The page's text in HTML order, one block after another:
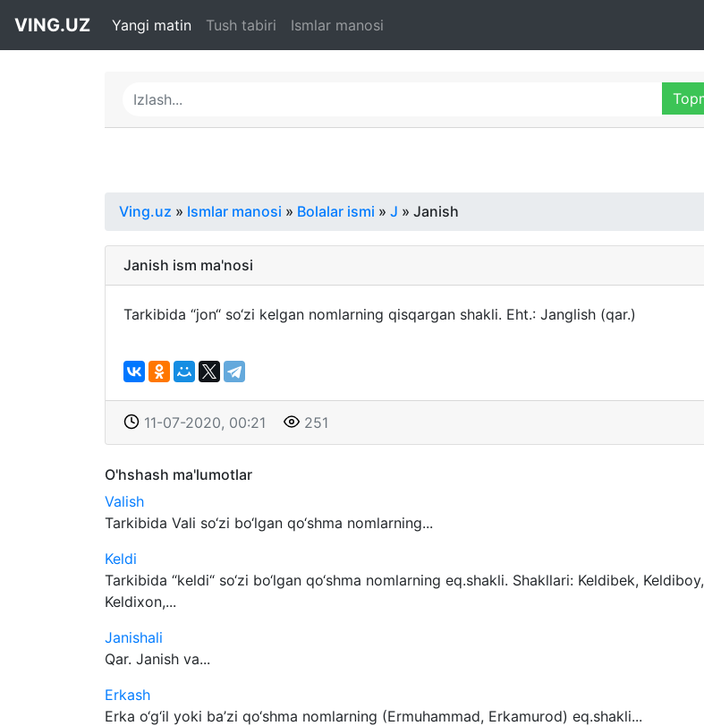
VING.UZ Yangi matin Tush tabiri Ismlar manosi
Ving.uz » Ismlar manosi » Bolalar ismi » J » Janish
Janish ism ma'nosi
Tarkibida “jon“ so‘zi kelgan nomlarning qisqargan shakli. Eht.: Janglish (qar.)
11-07-2020, 00:21 251
O'hshash ma'lumotlar
Valish
Tarkibida Vali so‘zi bo‘lgan qo‘shma nomlarning...
Keldi
Tarkibida “keldi“ so‘zi bo‘lgan qo‘shma nomlarning eq.shakli. Shakllari: Keldibek, Keldiboy,
Keldixon,...
Janishali
Qar. Janish va...
Erkash
Erka o‘g‘il yoki ba’zi qo‘shma nomlarning (Ermuhammad, Erkamurod) eq.shakli...